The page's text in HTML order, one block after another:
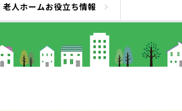
老人ホームお役立ち情報